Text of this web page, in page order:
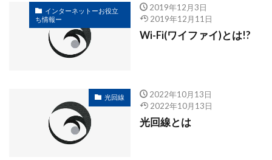
インターネットーお役立
ち情報ー
2019年12月3日
2019年12月11日
Wi-Fi(ワイファイ)とは!?
光回線
2022年10月13日
2022年10月13日
光回線とは